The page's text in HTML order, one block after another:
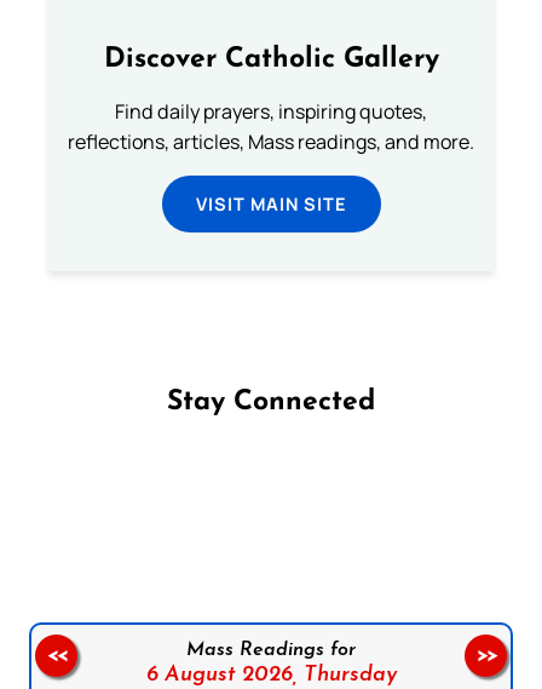
Discover Catholic Gallery
Find daily prayers, inspiring quotes,
reflections, articles, Mass readings, and more.
VISIT MAIN SITE
Stay Connected
Mass Readings for
6 August 2026,
Thursday
<< >>